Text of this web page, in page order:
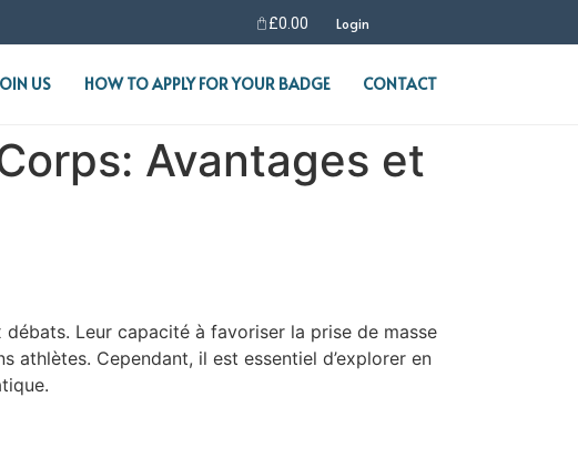
£0.00 Login
US HOW TO APPLY FOR YOUR BADGE CONTACT
Avantages et
Leur capacité à favoriser la prise de masse
Cependant, il est essentiel d’explorer en